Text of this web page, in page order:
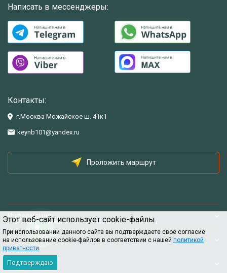
Этот веб-сайт использует cookie-файлы.
При использовании данного сайта вы подтверждаете свое согласие
на использование cookie-файлов в соответствии с нашей политикой
приватности.
Подтверждаю
Написать в мессенджеры:
Контакты:
г.Москва Можайское ш. 41к1
keynb101@yandex.ru
Проложить маршрут
Информация
Помощь
Информация